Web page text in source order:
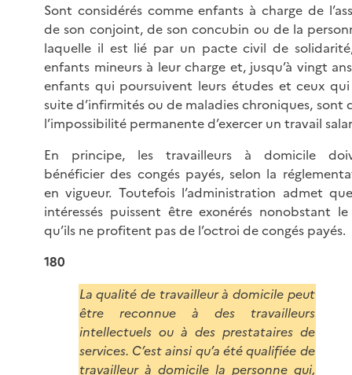
Sont considérés comme enfants à charge de
de son conjoint, de son concubin ou de la
laquelle il est lié par un pacte civil de
enfants mineurs à leur charge et, jusqu’à vingt
enfants qui poursuivent leurs études et ceux
suite d’infirmités ou de maladies chroniques, sont
l’impossibilité permanente d’exercer un travail
En principe, les travailleurs à domicile
bénéficier des congés payés, selon la
en vigueur. Toutefois l’administration admet
intéressés puissent être exonérés nonobstant
qu’ils ne profitent pas de l’octroi de congés payés.
180
La qualité de travailleur à domicile peut
être reconnue à des travailleurs
intellectuels ou à des prestataires de
services. C’est ainsi qu’a été qualifiée de
travailleur à domicile la personne qui,